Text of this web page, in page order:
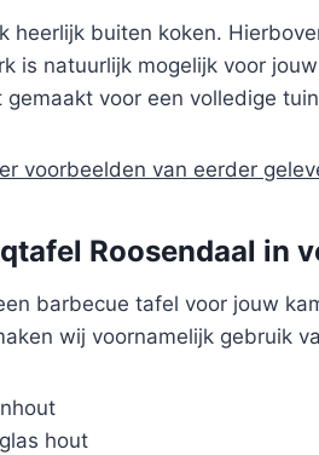
heerlijk buiten koken.
is natuurlijk mogelijk voor
gemaakt voor een volledige
voorbeelden van eerder
Roosendaal in
barbecue tafel voor jouw
wij voornamelijk gebruik
hout